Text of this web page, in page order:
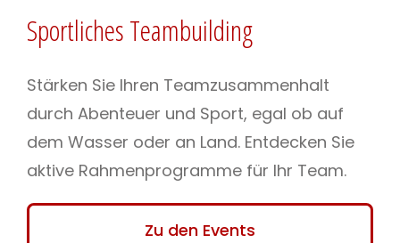
Sportliches Teambuilding
Stärken Sie Ihren Teamzusammenhalt
durch Abenteuer und Sport, egal ob auf
dem Wasser oder an Land. Entdecken Sie
aktive Rahmenprogramme für Ihr Team.
Zu den Events